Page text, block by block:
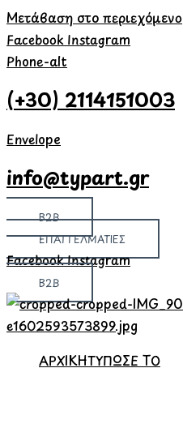
Μετάβαση στο περιεχόμενο
Facebook Instagram
Phone-alt
(+30) 2114151003
Envelope
info@typart.gr
B2B
ΕΠΑΓΓΕΛΜΑΤΙΕΣ
FacebookInstagram
B2B
ΑΡΧΙΚΗΤΥΠΩΣΕ ΤΟ